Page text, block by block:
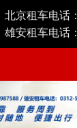
北京租车电话：
雄安租车电话：